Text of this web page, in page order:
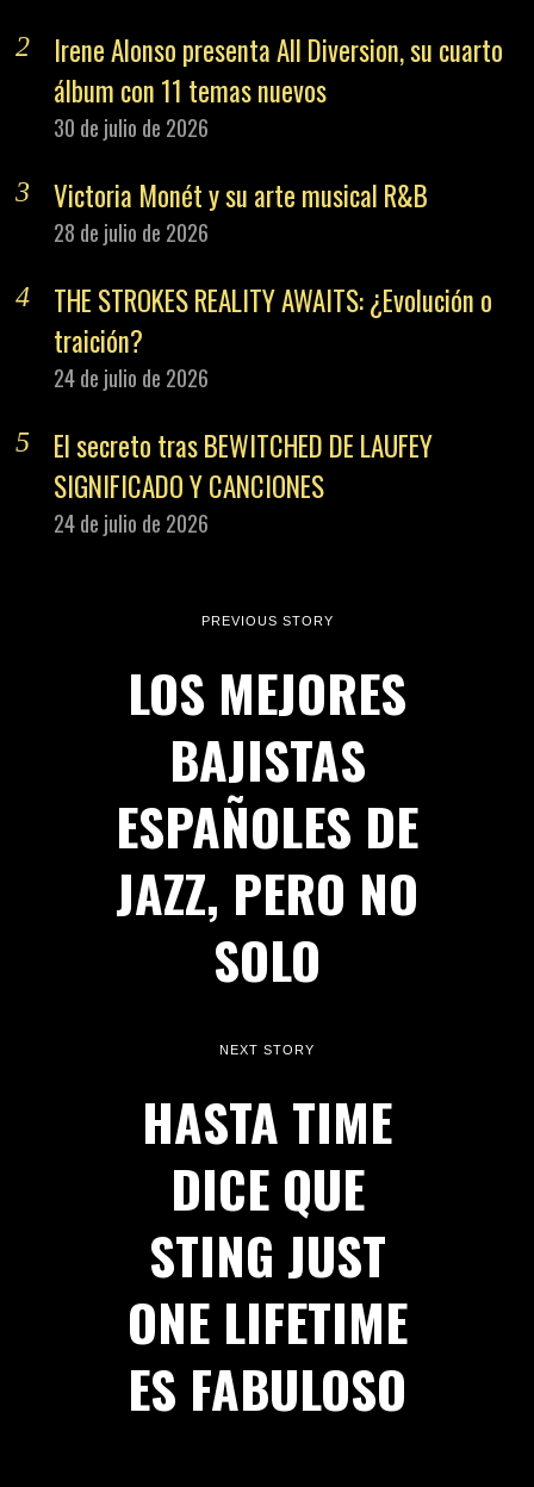
Irene Alonso presenta All Diversion, su cuarto
álbum con 11 temas nuevos
30 de julio de 2026
Victoria Monét y su arte musical R&B
28 de julio de 2026
THE STROKES REALITY AWAITS: ¿Evolución o
traición?
24 de julio de 2026
El secreto tras BEWITCHED DE LAUFEY
SIGNIFICADO Y CANCIONES
24 de julio de 2026
PREVIOUS STORY
LOS MEJORES
BAJISTAS
ESPAÑOLES DE
JAZZ, PERO NO
SOLO
NEXT STORY
HASTA TIME
DICE QUE
STING JUST
ONE LIFETIME
ES FABULOSO